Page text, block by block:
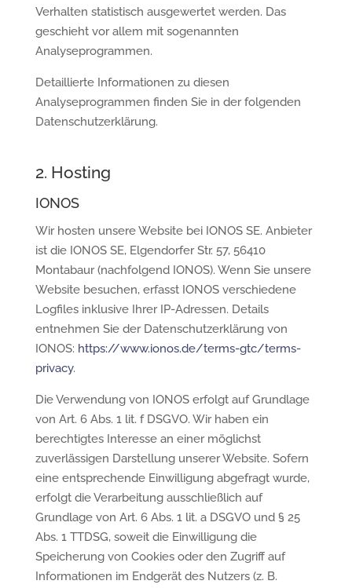
Verhalten statistisch ausgewertet werden. Das
geschieht vor allem mit sogenannten
Analyseprogrammen.
Detaillierte Informationen zu diesen
Analyseprogrammen finden Sie in der folgenden
Datenschutzerklärung.
2. Hosting
IONOS
Wir hosten unsere Website bei IONOS SE. Anbieter
ist die IONOS SE, Elgendorfer Str. 57, 56410
Montabaur (nachfolgend IONOS). Wenn Sie unsere
Website besuchen, erfasst IONOS verschiedene
Logfiles inklusive Ihrer IP-Adressen. Details
entnehmen Sie der Datenschutzerklärung von
IONOS: https://www.ionos.de/terms-gtc/terms-
privacy.
Die Verwendung von IONOS erfolgt auf Grundlage
von Art. 6 Abs. 1 lit. f DSGVO. Wir haben ein
berechtigtes Interesse an einer möglichst
zuverlässigen Darstellung unserer Website. Sofern
eine entsprechende Einwilligung abgefragt wurde,
erfolgt die Verarbeitung ausschließlich auf
Grundlage von Art. 6 Abs. 1 lit. a DSGVO und § 25
Abs. 1 TTDSG, soweit die Einwilligung die
Speicherung von Cookies oder den Zugriff auf
Informationen im Endgerät des Nutzers (z. B.